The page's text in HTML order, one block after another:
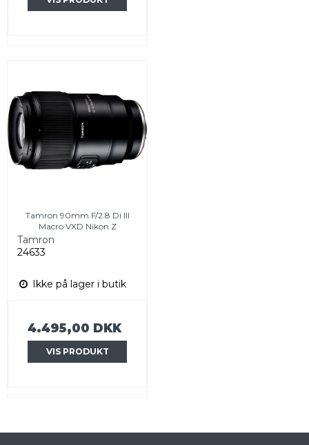
Tamron 90mm F/2.8 Di III
Macro VXD Nikon Z
Tamron
24633
Ikke på lager i butik
4.495,00 DKK
VIS PRODUKT